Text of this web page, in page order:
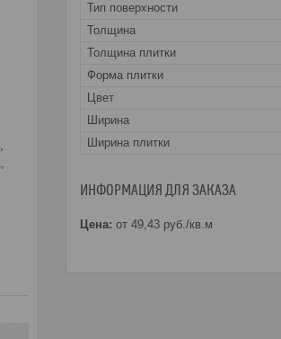
Тип поверхности
Толщина
Толщина плитки
Форма плитки
Цвет
Ширина
Ширина плитки
ИНФОРМАЦИЯ ДЛЯ ЗАКАЗА
Цена: от 49,43 руб./кв.м